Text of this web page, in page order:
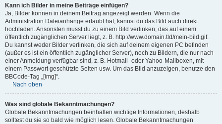
Kann ich Bilder in meine Beiträge einfügen?
Ja, Bilder können in deinem Beitrag angezeigt werden. Wenn die
Administration Dateianhänge erlaubt hat, kannst du das Bild auch direkt
hochladen. Ansonsten musst du zu einem Bild verlinken, das auf einem
öffentlich zugänglichen Server liegt, z. B. http://www.domain.tld/mein-bild.gif.
Du kannst weder Bilder verlinken, die sich auf deinem eigenen PC befinden
(außer es ist ein öffentlich zugänglicher Server), noch zu Bildern, die nur nach
einer Anmeldung verfügbar sind, z. B. Hotmail- oder Yahoo-Mailboxen, mit
einem Passwort geschützte Seiten usw. Um das Bild anzuzeigen, benutze den
BBCode-Tag „[img]“.
Nach oben
Was sind globale Bekanntmachungen?
Globale Bekanntmachungen beinhalten wichtige Informationen, deshalb
solltest du sie so bald wie möglich lesen. Globale Bekanntmachungen